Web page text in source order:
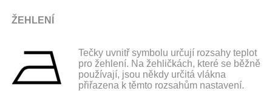
ŽEHLENÍ
Tečky uvnitř symbolu určují rozsahy teplot
pro žehlení. Na žehličkách, které se běžně
používají, jsou někdy určitá vlákna
přiřazena k těmto rozsahům nastavení.